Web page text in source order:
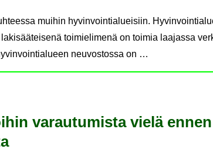
muihin hyvinvointialueisiin.
toimielimenä on toimia laajassa
neuvostossa on …
va­rau­tu­mis­ta vielä